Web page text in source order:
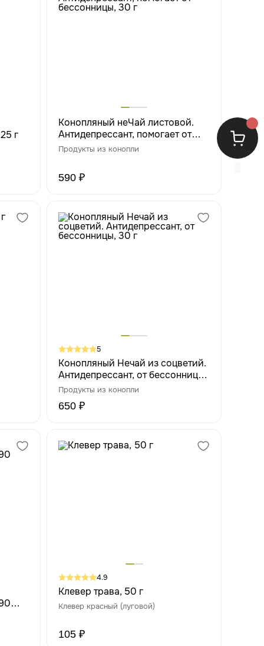
г
Конопляный неЧай листовой.
Антидепрессант, помогает от
бессонницы, 30 г
Продукты из конопли
590 ₽
5
Конопляный Нечай из соцветий.
Антидепрессант, от бессонницы,
30 г
Продукты из конопли
650 ₽
4.9
Клевер трава, 50 г
Клевер красный (луговой)
105 ₽